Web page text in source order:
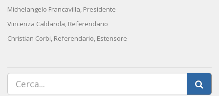
Michelangelo Francavilla, Presidente
Vincenza Caldarola, Referendario
Christian Corbi, Referendario, Estensore